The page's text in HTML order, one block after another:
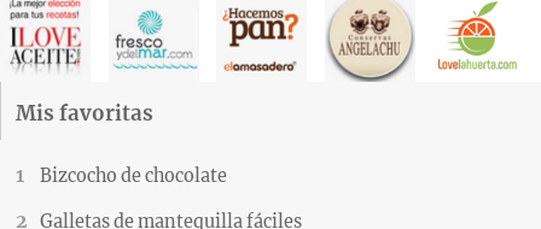
Mis favoritas
Bizcocho de chocolate
Galletas de mantequilla fáciles